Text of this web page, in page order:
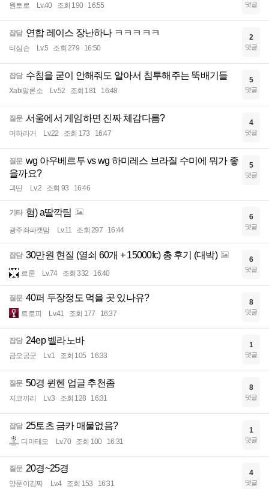
원토로 Lv.40 조회 190 16:55 댓글
잡담 연합 레이스 장난하나 ㅋㅋㅋㅋㅋ
티심슨 Lv.5 조회 279 16:50
2
댓글
잡담 수침을 굳이 안해줘도 알아서 침투해주는 뚝배기들
Xabi알론소 Lv.52 조회 181 16:48
5
댓글
질문 서울에서 게임하면 진짜 체감다름?
머하라거 Lv.22 조회 173 16:47
4
댓글
질문 wg 아우베르투 vs wg 하미레스 브라질 수미에 뭐가 좋
을까요?
긔띤 Lv.2 조회 93 16:46
5
댓글
기타 혐) a딸깍팀
광주좌파캣맘 Lv.11 조회 297 16:44
6
댓글
잡담 30만원 현질 (열쇠 60개 + 15000fc) 총 후기 (대박)
르룬 Lv.74 조회 332 16:40
6
댓글
질문 40퍼 두장정도 먹을 곳 있나유?
트로피 Lv.41 조회 177 16:37
8
댓글
잡담 24ep 벨라노바
금오공군 Lv.1 조회 105 16:33
1
댓글
질문 50경 뮌헨 업글 추천좀
지코끼리 Lv.3 조회 128 16:31
8
댓글
잡담 25토츠 금카 매물없음?
디마테오 Lv.70 조회 100 16:31
1
댓글
질문 20경~25경
양푼이김찌 Lv.4 조회 153 16:31
4
댓글